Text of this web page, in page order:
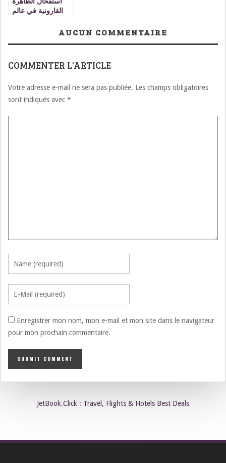
القارونية في عالم
AUCUN COMMENTAIRE
COMMENTER L'ARTICLE
Votre adresse e-mail ne sera pas publiée. Les champs obligatoires
sont indiqués avec *
Enregistrer mon nom, mon e-mail et mon site dans le navigateur
pour mon prochain commentaire.
JetBook.Click : Travel, Flights & Hotels Best Deals